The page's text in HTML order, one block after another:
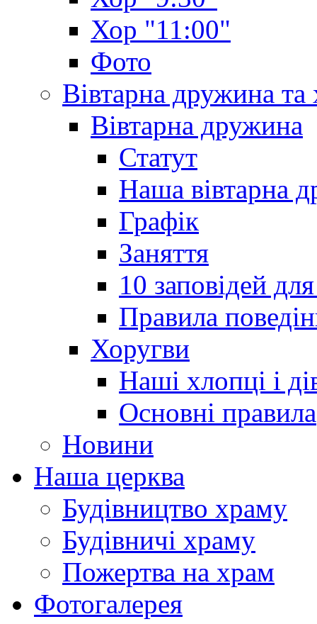
Хор "11:00"
Фото
Вівтарна дружина та
Вівтарна дружина
Статут
Наша вівтарна
Графік
Заняття
10 заповідей
Правила
Хоругви
Наші хлопці і
Основні правила
Новини
Наша церква
Будівництво храму
Будівничі храму
Пожертва на храм
Фотогалерея